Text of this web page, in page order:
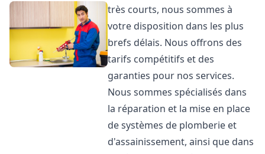
très courts, nous sommes à
votre disposition dans les plus
brefs délais. Nous offrons des
tarifs compétitifs et des
garanties pour nos services.
Nous sommes spécialisés dans
la réparation et la mise en place
de systèmes de plomberie et
d'assainissement, ainsi que dans